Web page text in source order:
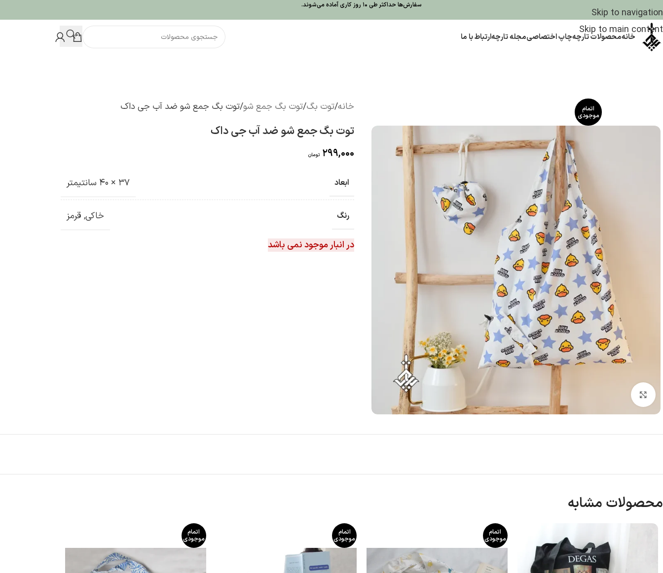
Skip to navigation
Skip to main content
سفارش‌ها حداکثر طی 10 روز کاری آماده می‌شوند.
خانهمحصولات تارچهچاپ اختصاصیمجله تارچهارتباط با ما
اتمام
موجودی
خانه توت بگ توت بگ جمع شو توت بگ جمع شو ضد آب جی داک
توت بگ جمع شو ضد آب جی داک
299,000 تومان
ابعاد 37 × 40 سانتیمتر
رنگ خاکی, قرمز
در انبار موجود نمی باشد
محصولات مشابه
اتمام
موجودی
اتمام
موجودی
اتمام
موجودی